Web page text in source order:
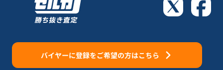
バイヤーに登録をご希望の方はこちら